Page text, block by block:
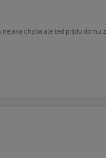
chyba ale ted prijdu